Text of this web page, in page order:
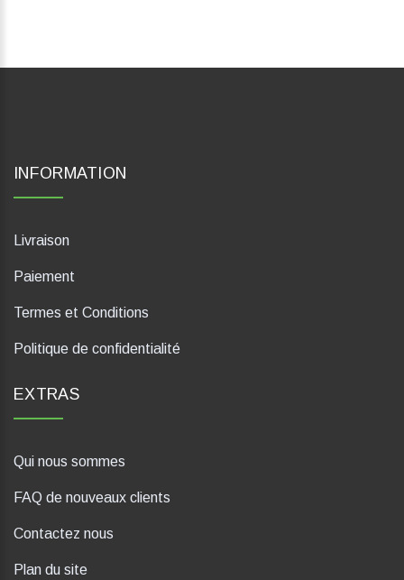
INFORMATION
Livraison
Paiement
Termes et Conditions
Politique de confidentialité
EXTRAS
Qui nous sommes
FAQ de nouveaux clients
Contactez nous
Plan du site